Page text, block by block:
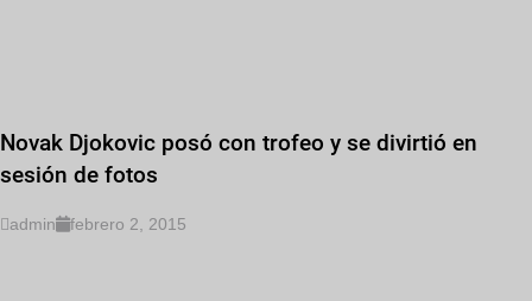
Novak Djokovic posó con trofeo y se divirtió en
sesión de fotos
admin febrero 2, 2015